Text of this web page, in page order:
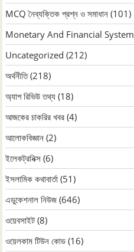
MCQ নৈব্যক্তিক প্রশ্ন ও সমাধান (101)
Monetary And Financial System
Uncategorized (212)
অর্থনীতি(218)
অ্যাপ রিভিউ তথ্য (18)
আজকের চাকরির খবর (4)
আলোকবিজ্ঞান (2)
ইলেকট্রনিক্স (6)
ইসলামিক কথাবার্তা (51)
এডুকেশনাল নিউজ (646)
ওয়েবসাইট (8)
ওয়েলকাম টিউন কোড (16)